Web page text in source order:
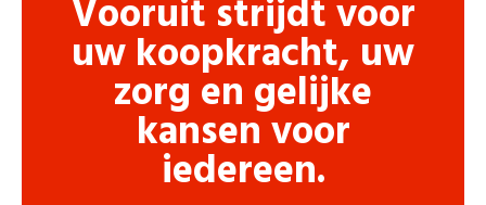
Vooruit strijdt voor
uw koopkracht, uw
zorg en gelijke
kansen voor
iedereen.